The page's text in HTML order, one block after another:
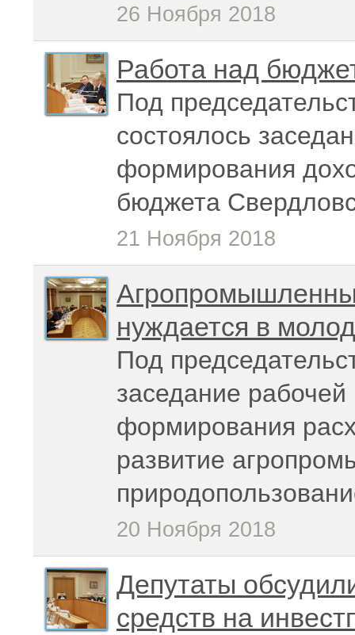
26 Ноября 2018
Работа над
Под
состоялось
формирования
бюджета
21 Ноября 2018
нуждается в
Под
заседание
формирования
развитие
20 Ноября 2018
Депутаты
средств на